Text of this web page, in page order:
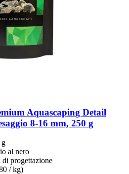
Aquascaping Detail
8-​16 mm, 250 g
g
al nero
progettazione
/ kg)